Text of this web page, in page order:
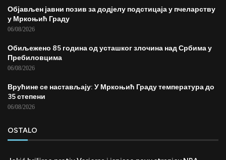
Објављен јавни позив за додјелу подстицаја у пчеларству
у Мркоњић Граду
06/08/2026
Обиљежено 85 година од усташког злочина над Србима у
Пребиловцима
06/08/2026
Врућине се настављају: У Мркоњић Граду температура до
35 степени
06/08/2026
OSTALO